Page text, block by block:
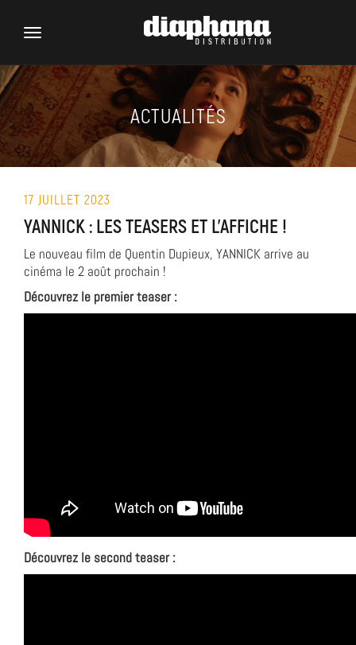
Toggle
ACTUALITÉS
17 JUILLET 2023
YANNICK : LES TEASERS ET L’AFFICHE !
Le nouveau film de Quentin Dupieux, YANNICK arrive au
cinéma le 2 août prochain !
Découvrez le premier teaser :
Découvrez le second teaser :